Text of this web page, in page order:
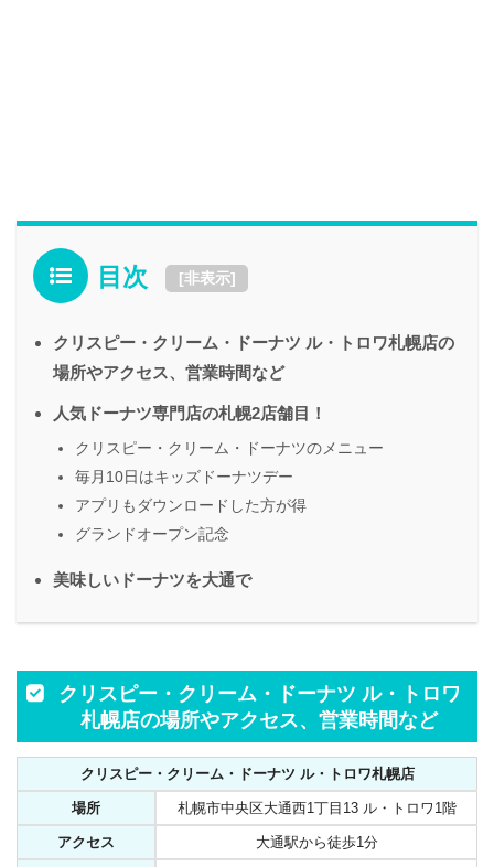
目次 [非表示]
クリスピー・クリーム・ドーナツ ル・トロワ札幌店の
場所やアクセス、営業時間など
人気ドーナツ専門店の札幌2店舗目！
クリスピー・クリーム・ドーナツのメニュー
毎月10日はキッズドーナツデー
アプリもダウンロードした方が得
グランドオープン記念
美味しいドーナツを大通で
クリスピー・クリーム・ドーナツ ル・トロワ
札幌店の場所やアクセス、営業時間など
クリスピー・クリーム・ドーナツ ル・トロワ札幌店
場所 札幌市中央区大通西1丁目13 ル・トロワ1階
アクセス 大通駅から徒歩1分